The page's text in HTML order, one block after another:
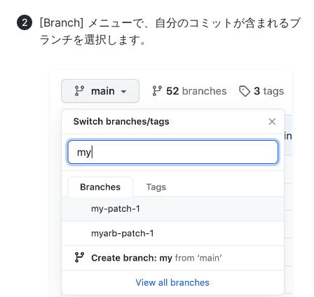
[Branch] メニューで、自分のコミットが含まれるブ
ランチを選択します。